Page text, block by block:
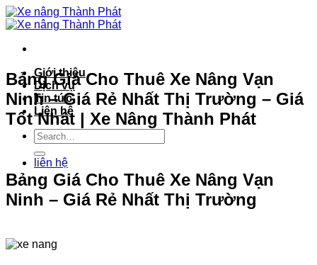
Bỏ
qua
dung
Giới thiệu
Dịch vụ
Tin tức
Liên hệ
liên hệ
Bảng Giá Cho Thuê Xe Nâng Vạn
Ninh – Giá Rẻ Nhất Thị Trường – Giá
Tốt Nhất | Xe Nâng Thành Phát
Bảng Giá Cho Thuê Xe Nâng Vạn
Ninh – Giá Rẻ Nhất Thị Trường